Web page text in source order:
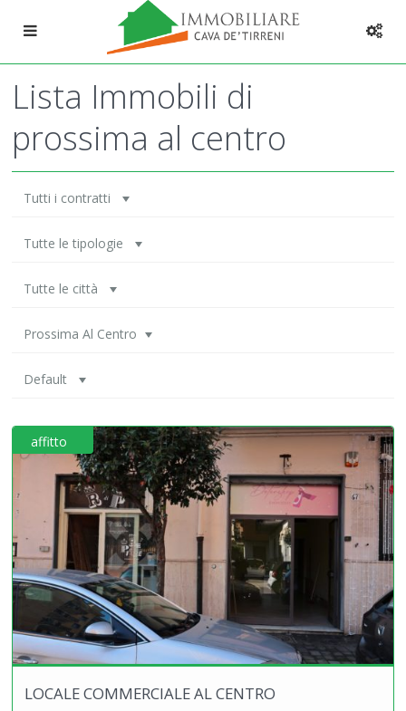
Lista Immobili di
prossima al centro
Tutti i contratti
Tutte le tipologie
Tutte le città
Prossima Al Centro
Default
affitto
LOCALE COMMERCIALE AL CENTRO